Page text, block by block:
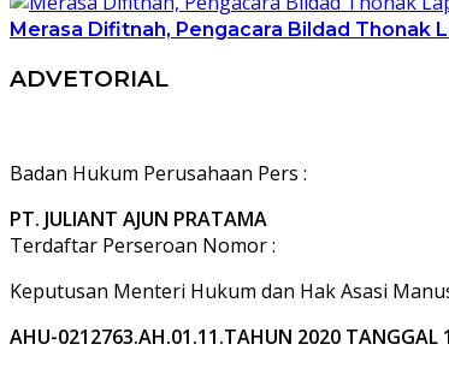
Merasa Difitnah, Pengacara Bildad Thonak
ADVETORIAL
Badan Hukum Perusahaan Pers :
PT. JULIANT AJUN PRATAMA
Terdaftar Perseroan Nomor :
Keputusan Menteri Hukum dan Hak Asasi
AHU-0212763.AH.01.11.TAHUN 2020 TANGGAL